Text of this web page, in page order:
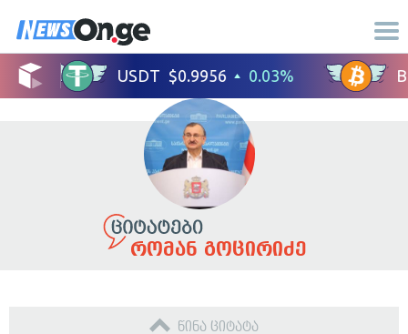
რომან გოცირიძე
წინა ციტატა